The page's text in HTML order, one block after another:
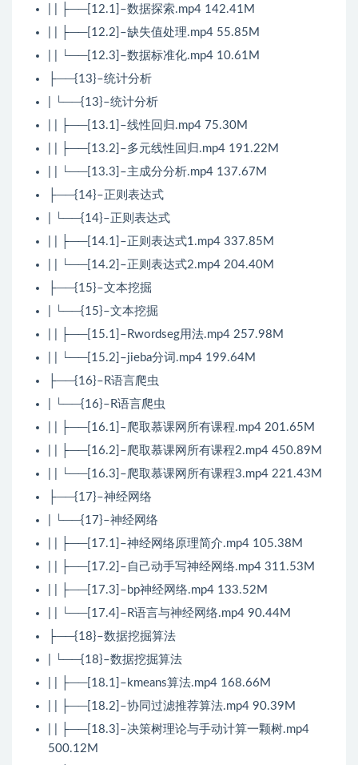
| | ├──[12.1]–数据探索.mp4 142.41M
| | ├──[12.2]–缺失值处理.mp4 55.85M
| | └──[12.3]–数据标准化.mp4 10.61M
├──{13}–统计分析
| └──{13}–统计分析
| | ├──[13.1]–线性回归.mp4 75.30M
| | ├──[13.2]–多元线性回归.mp4 191.22M
| | └──[13.3]–主成分分析.mp4 137.67M
├──{14}–正则表达式
| └──{14}–正则表达式
| | ├──[14.1]–正则表达式1.mp4 337.85M
| | └──[14.2]–正则表达式2.mp4 204.40M
├──{15}–文本挖掘
| └──{15}–文本挖掘
| | ├──[15.1]–Rwordseg用法.mp4 257.98M
| | └──[15.2]–jieba分词.mp4 199.64M
├──{16}–R语言爬虫
| └──{16}–R语言爬虫
| | ├──[16.1]–爬取慕课网所有课程.mp4 201.65M
| | ├──[16.2]–爬取慕课网所有课程2.mp4 450.89M
| | └──[16.3]–爬取慕课网所有课程3.mp4 221.43M
├──{17}–神经网络
| └──{17}–神经网络
| | ├──[17.1]–神经网络原理简介.mp4 105.38M
| | ├──[17.2]–自己动手写神经网络.mp4 311.53M
| | ├──[17.3]–bp神经网络.mp4 133.52M
| | └──[17.4]–R语言与神经网络.mp4 90.44M
├──{18}–数据挖掘算法
| └──{18}–数据挖掘算法
| | ├──[18.1]–kmeans算法.mp4 168.66M
| | ├──[18.2]–协同过滤推荐算法.mp4 90.39M
| | ├──[18.3]–决策树理论与手动计算一颗树.mp4
500.12M